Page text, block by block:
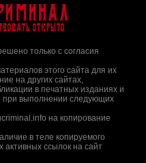
открыто
только с согласия
этого сайта для их
на других сайтах,
в печатных изданиях и
при выполнении следующих
на копирование
в теле копируемого
активных ссылок на сайт